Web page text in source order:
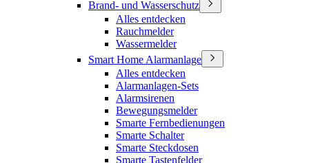
Brand- und Wasserschutz
Alles entdecken
Rauchmelder
Wassermelder
Smart Home Alarmanlage
Alles entdecken
Alarmanlagen-Sets
Alarmsirenen
Bewegungsmelder
Smarte Fernbedienungen
Smarte Schalter
Smarte Steckdosen
Smarte Tastenfelder